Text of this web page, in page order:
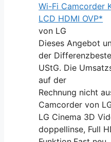
Wi-Fi Camcorder
LCD HDMI OVP*
von LG
Dieses Angebot
der
UStG. Die
auf der
Rechnung nicht
Camcorder von
LG Cinema 3D
doppellinse, Full